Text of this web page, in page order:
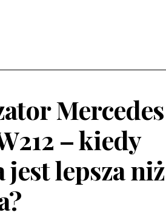
Mercedes
– kiedy
jest lepsza niż